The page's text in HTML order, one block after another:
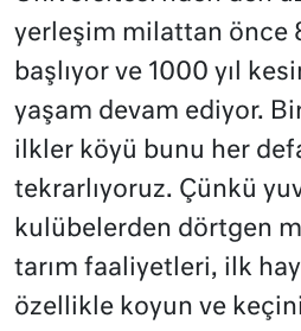
yerleşim milattan önce
başlıyor ve 1000 yıl
yaşam devam ediyor.
ilkler köyü bunu her
tekrarlıyoruz. Çünkü
kulübelerden dörtgen
tarım faaliyetleri, ilk
özellikle koyun ve